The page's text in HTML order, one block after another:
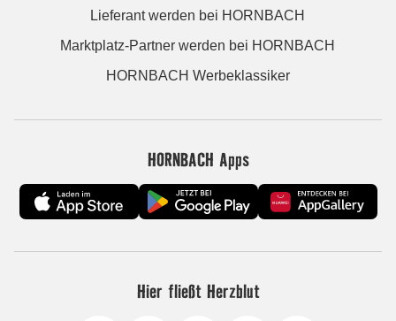
Lieferant werden bei HORNBACH
Marktplatz-Partner werden bei HORNBACH
HORNBACH Werbeklassiker
HORNBACH Apps
Hier fließt Herzblut